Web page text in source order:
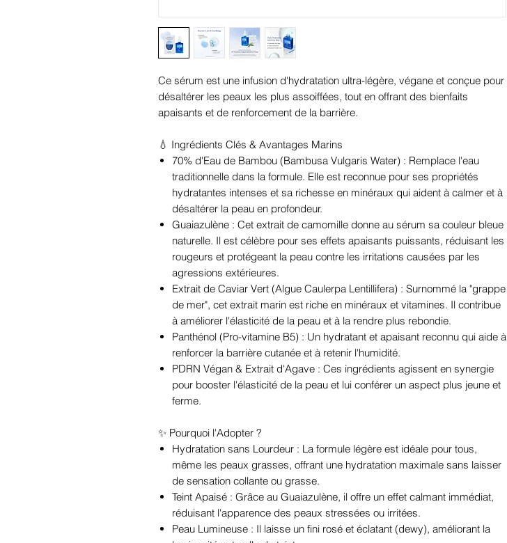
Ce sérum est une infusion d'hydratation ultra-légère, végane et conçue pour
désaltérer les peaux les plus assoiffées, tout en offrant des bienfaits
apaisants et de renforcement de la barrière.
💧 Ingrédients Clés & Avantages Marins
70% d'Eau de Bambou (Bambusa Vulgaris Water) : Remplace l'eau
traditionnelle dans la formule. Elle est reconnue pour ses propriétés
hydratantes intenses et sa richesse en minéraux qui aident à calmer et à
désaltérer la peau en profondeur.
Guaiazulène : Cet extrait de camomille donne au sérum sa couleur bleue
naturelle. Il est célèbre pour ses effets apaisants puissants, réduisant les
rougeurs et protégeant la peau contre les irritations causées par les
agressions extérieures.
Extrait de Caviar Vert (Algue Caulerpa Lentillifera) : Surnommé la "grappe
de mer", cet extrait marin est riche en minéraux et vitamines. Il contribue
à améliorer l'élasticité de la peau et à la rendre plus rebondie.
Panthénol (Pro-vitamine B5) : Un hydratant et apaisant reconnu qui aide à
renforcer la barrière cutanée et à retenir l'humidité.
PDRN Végan & Extrait d'Agave : Ces ingrédients agissent en synergie
pour booster l'élasticité de la peau et lui conférer un aspect plus jeune et
ferme.
✨ Pourquoi l'Adopter ?
Hydratation sans Lourdeur : La formule légère est idéale pour tous,
même les peaux grasses, offrant une hydratation maximale sans laisser
de sensation collante ou grasse.
Teint Apaisé : Grâce au Guaiazulène, il offre un effet calmant immédiat,
réduisant l'apparence des peaux stressées ou irritées.
Peau Lumineuse : Il laisse un fini rosé et éclatant (dewy), améliorant la